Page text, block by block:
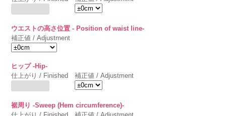
ウエストの高さ位置 - Position of waist line-
補正値 / Adjustment
ヒップ -Hip-
仕上がり / Finished
補正値 / Adjustment
裾周り -Sweep (Hem circumference)-